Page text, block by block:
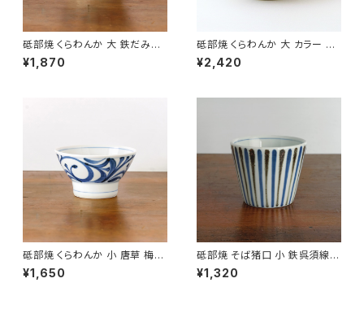
砥部焼 くらわんか 大 鉄だみ呉
須線 口紅入り 梅山窯 愛媛県
【ご飯茶碗】【飯碗】【伝統工芸
¥1,870
砥部焼 くらわんか 大 カラー 梅
山窯 愛媛県【飯碗】【ご飯茶碗】
【伝統工芸品】【民藝品】【ギフト
¥2,420
砥部焼 くらわんか 小 唐草 梅山
窯 愛媛県【ご飯茶碗】【飯碗】【伝
統工芸品】【民藝品】【ギフト プレ
¥1,650
砥部焼 そば猪口 小 鉄呉須線
梅山窯 愛媛県【伝統工芸品】【民
藝品】【ギフト プレゼント】【父の
¥1,320